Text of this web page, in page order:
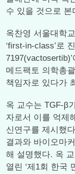
수 있을 것으로 본
옥찬영 서울대학
‘first-in-class’로
메드팩토 의학총
책임자로 있다가
옥 교수는 TGF-β
자로서 이를 억제
신연구를 제시했
결과와 바이오마
해 설명했다. 옥
열린 ‘제1회 한국